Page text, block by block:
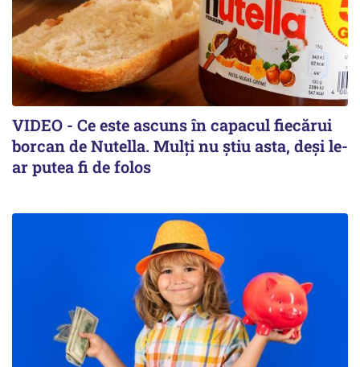
VIDEO - Ce este ascuns în capacul fiecărui
borcan de Nutella. Mulți nu știu asta, deși le-
ar putea fi de folos